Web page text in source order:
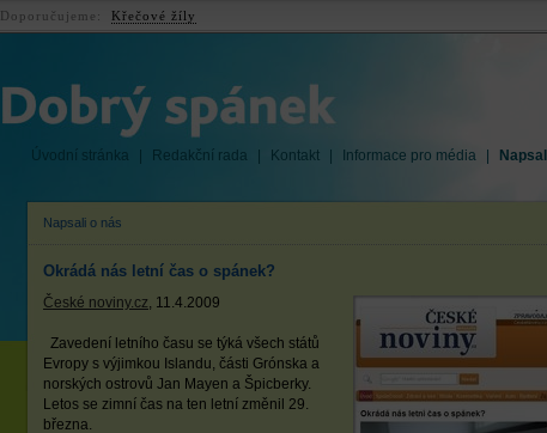
Úvodní stránka Redakční rada Kontakt Informace pro média
Napsali o nás
Okrádá nás letní čas o spánek?
České noviny.cz , 11.4.2009
Zavedení letního času se týká všech států
Evropy s výjimkou Islandu, části Grónska a
norských ostrovů Jan Mayen a Špicberky.
Letos se zimní čas na ten letní změnil 29.
března.
Doporučujeme: Křečové žíly